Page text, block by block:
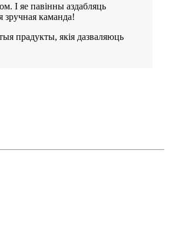
І яе павінны аздабляць
зручная каманда!
прадукты, якія дазваляюць